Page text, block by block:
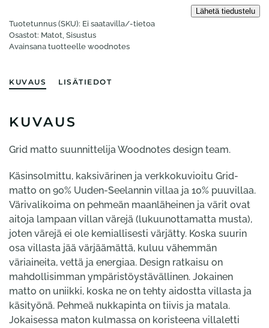
Tuotetunnus (SKU): Ei saatavilla/-tietoa
Osastot: Matot, Sisustus
Avainsana tuotteelle woodnotes
KUVAUS LISÄTIEDOT
KUVAUS
Grid matto suunnittelija Woodnotes design team.
Käsinsolmittu, kaksivärinen ja verkkokuvioitu Grid-
matto on 90% Uuden-Seelannin villaa ja 10% puuvillaa.
Värivalikoima on pehmeän maanläheinen ja värit ovat
aitoja lampaan villan värejä (lukuunottamatta musta),
joten värejä ei ole kemiallisesti värjätty. Koska suurin
osa villasta jää värjäämättä, kuluu vähemmän
väriaineita, vettä ja energiaa. Design ratkaisu on
mahdollisimman ympäristöystävällinen. Jokainen
matto on uniikki, koska ne on tehty aidostta villasta ja
käsityönä. Pehmeä nukkapinta on tiivis ja matala.
Jokaisessa maton kulmassa on koristeena villaletti